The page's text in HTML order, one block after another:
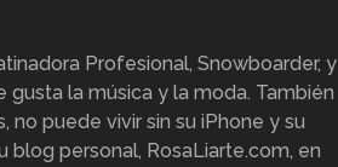
Profesional, Snowboarder, y
la música y la moda. También
no puede vivir sin su iPhone y su
blog personal, RosaLiarte.com, en